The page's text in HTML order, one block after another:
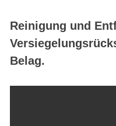
Reinigung und
Belag.